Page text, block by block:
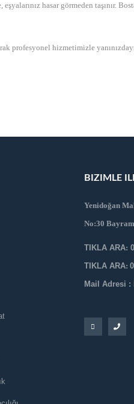
hasar görmeden taşınır.
profesyonel hizmetimizle
BIZIMLE
Yenidoğan
No:30
TIKLA ARA:
TIKLA ARA:
Mail Adresi :